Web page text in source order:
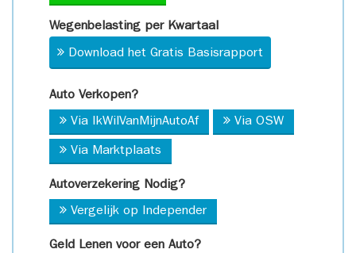
Wegenbelasting per Kwartaal
Download het Gratis Basisrapport
Auto Verkopen?
Via IkWilVanMijnAutoAf Via OSW
Via Marktplaats
Autoverzekering Nodig?
Vergelijk op Independer
Geld Lenen voor een Auto?